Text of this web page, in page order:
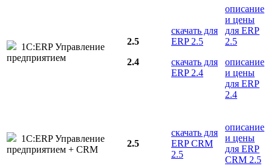
1С:ERP Управление
предприятием
2.5
2.4
скачать для
ERP 2.5
скачать для
ERP 2.4
описание
и цены
для ERP
2.5
описание
и цены
для ERP
2.4
1С:ERP Управление
предприятием + CRM
2.5
скачать для
ERP CRM
2.5
описание
и цены
для ERP
CRM 2.5